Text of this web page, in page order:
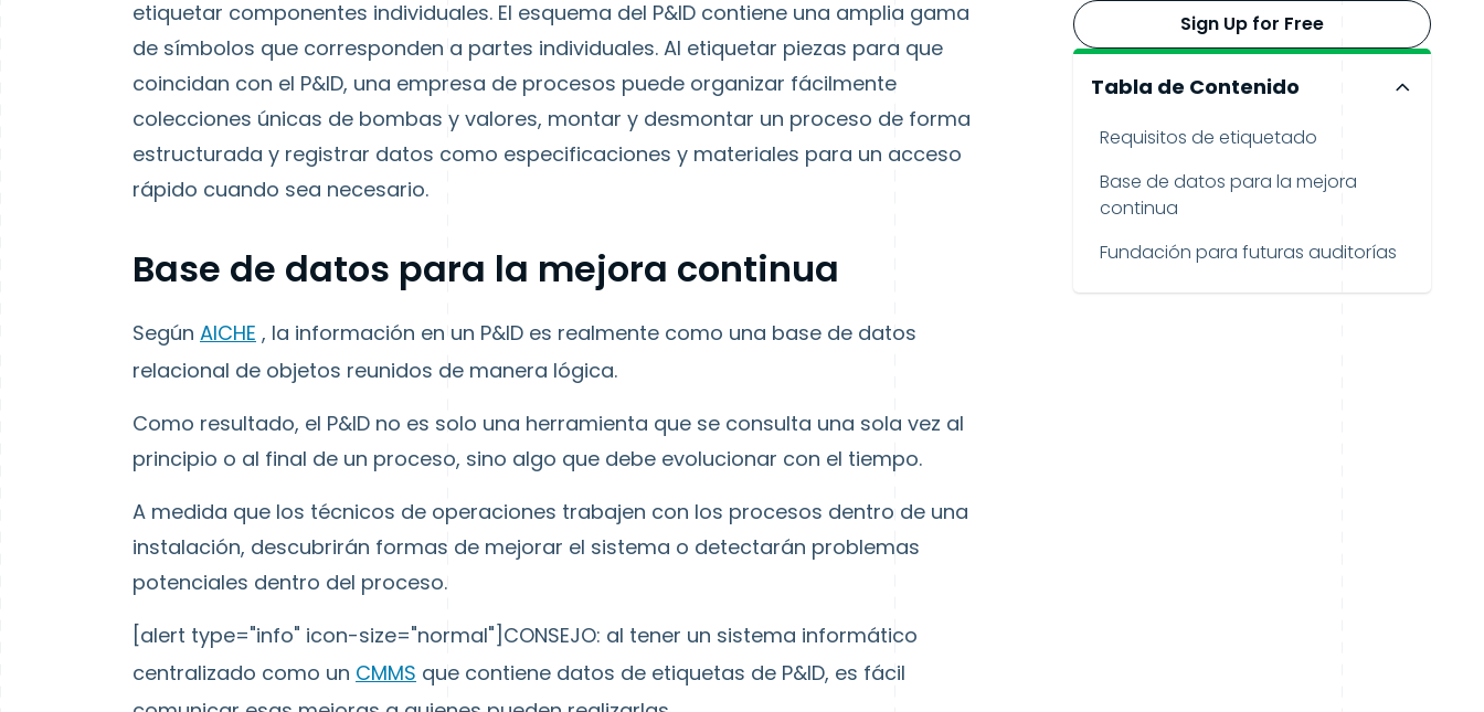
etiquetar componentes individuales. El esquema del P&ID contiene una amplia gama
de símbolos que corresponden a partes individuales. Al etiquetar piezas para que
coincidan con el P&ID, una empresa de procesos puede organizar fácilmente
colecciones únicas de bombas y valores, montar y desmontar un proceso de forma
estructurada y registrar datos como especificaciones y materiales para un acceso
rápido cuando sea necesario.
Base de datos para la mejora continua
Según AICHE , la información en un P&ID es realmente como una base de datos
relacional de objetos reunidos de manera lógica.
Como resultado, el P&ID no es solo una herramienta que se consulta una sola vez al
principio o al final de un proceso, sino algo que debe evolucionar con el tiempo.
A medida que los técnicos de operaciones trabajen con los procesos dentro de una
instalación, descubrirán formas de mejorar el sistema o detectarán problemas
potenciales dentro del proceso.
[alert type="info" icon-size="normal"]CONSEJO: al tener un sistema informático
centralizado como un CMMS que contiene datos de etiquetas de P&ID, es fácil
Sign Up for Free
Tabla de Contenido
Requisitos de etiquetado
Base de datos para la mejora
continua
Fundación para futuras auditorías